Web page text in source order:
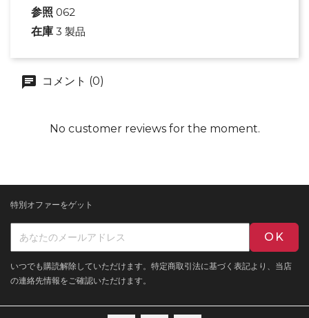
参照 062
在庫 3 製品
コメント (0)
No customer reviews for the moment.
特別オファーをゲット
いつでも購読解除していただけます。特定商取引法に基づく表記より、当店
の連絡先情報をご確認いただけます。